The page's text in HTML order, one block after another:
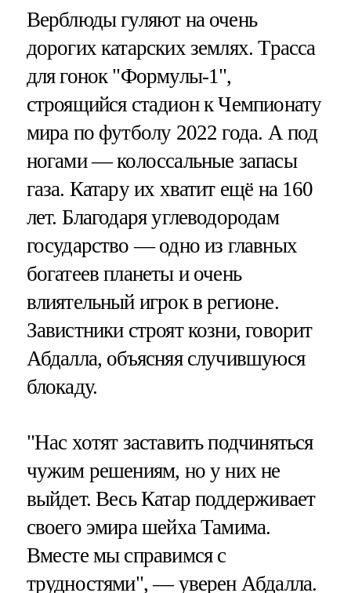
Верблюды гуляют на очень
дорогих катарских землях. Трасса
для гонок "Формулы-1",
строящийся стадион к Чемпионату
мира по футболу 2022 года. А под
ногами — колоссальные запасы
газа. Катару их хватит ещё на 160
лет. Благодаря углеводородам
государство — одно из главных
богатеев планеты и очень
влиятельный игрок в регионе.
Завистники строят козни, говорит
Абдалла, объясняя случившуюся
блокаду.
"Нас хотят заставить подчиняться
чужим решениям, но у них не
выйдет. Весь Катар поддерживает
своего эмира шейха Тамима.
Вместе мы справимся с
трудностями", — уверен Абдалла.